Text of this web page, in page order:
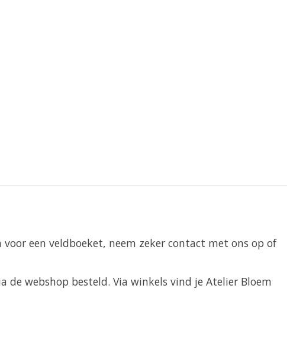
een veldboeket, neem zeker contact met ons op of
webshop besteld. Via winkels vind je Atelier Bloem